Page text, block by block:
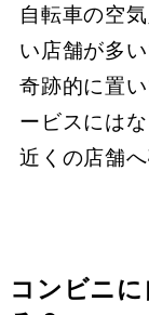
自転車の空
い店舗が多い
奇跡的に置
ービスには
近くの店舗
コンビニ